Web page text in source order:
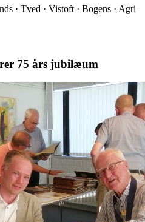
· Tved · Vistoft · Bogens · Agri
75 års jubilæum